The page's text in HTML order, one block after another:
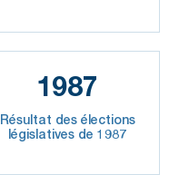
1987
Résultat des élections
législatives de 1987